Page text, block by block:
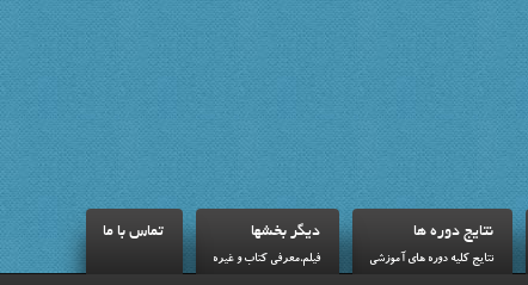
نتايج دوره ها
نتايج کليه دوره هاي آموزشي
ديگر بخشها
فيلم،معرفي کتاب و غيره
تماس با ما